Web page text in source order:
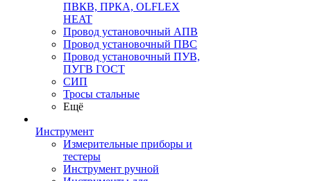
ПВКВ, ПРКА, OLFLEX
HEAT
Провод установочный АПВ
Провод установочный ПВС
Провод установочный ПУВ,
ПУГВ ГОСТ
СИП
Тросы стальные
Ещё
Инструмент
Измерительные приборы и
тестеры
Инструмент ручной